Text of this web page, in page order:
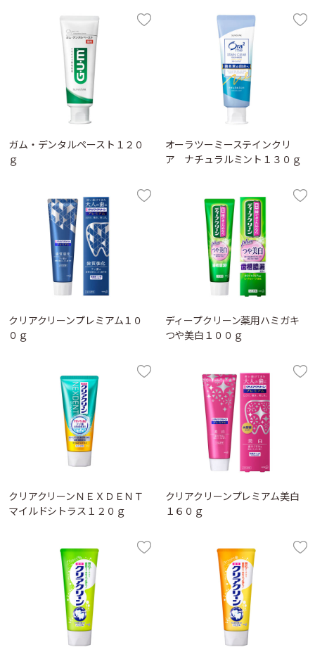
ガム・デンタルペースト１２０
ｇ
オーラツーミーステインクリ
ア ナチュラルミント１３０ｇ
クリアクリーンプレミアム１０
０ｇ
ディープクリーン薬用ハミガキ
つや美白１００ｇ
クリアクリーンＮＥＸＤＥＮＴ
マイルドシトラス１２０ｇ
クリアクリーンプレミアム美白
１６０ｇ